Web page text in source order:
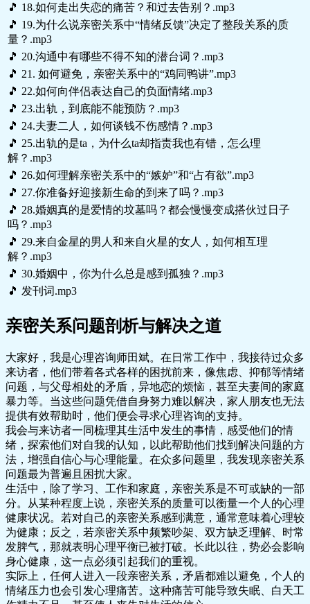
🎵 18.如何走出失恋的痛苦？和过去告别？.mp3
🎵 19.为什么说亲密关系中“情绪反馈”决定了整段关系的质
量？.mp3
🎵 20.沟通中有哪些不得不知的潜台词？.mp3
🎵 21. 如何避免，亲密关系中的“鸡同鸭讲”.mp3
🎵 22.如何向伴侣表达自己的负面情绪.mp3
🎵 23.出轨，到底能不能预防？.mp3
🎵 24.夫妻二人，如何谈钱不伤感情？.mp3
🎵 25.出轨的是ta，为什么ta却指责我也有错，怎么理
解？.mp3
🎵 26.如何理解亲密关系中的“嫉妒”和“占有欲”.mp3
🎵 27.你准备好迎接新生命的到来了吗？.mp3
🎵 28.婚姻真的是爱情的坟墓吗？都会慢慢变成搭伙过日子
吗？.mp3
🎵 29.来自金星的男人和来自火星的女人，如何相互理
解？.mp3
🎵 30.婚姻中，你为什么总是感到孤独？.mp3
🎵 发刊词.mp3
亲密关系问题剖析与解决之道
大家好，我是心理咨询师田斌。在日常工作中，我接待过众多
来访者，他们带着各式各样的困扰前来，像焦虑、抑郁等情绪
问题，与父母相处的矛盾，异地恋的烦恼，甚至夫妻间的家庭
暴力等。当这些问题凭借自身努力难以解决，家人朋友也无法
提供有效帮助时，他们便会寻求心理咨询的支持。
我会与来访者一同梳理其生活中发生的事情，感受他们的情
绪，探索他们对自我的认知，以此帮助他们找到解决问题的方
法，增强自信心与心理能量。在众多问题里，我发现亲密关系
问题最为普遍且困扰大家。
生活中，除了学习、工作和家庭，亲密关系是不可或缺的一部
分。从某种程度上说，亲密关系的质量可以衡量一个人的心理
健康状况。若对自己的亲密关系感到满意，通常意味着心理较
为健康；反之，若亲密关系中频繁吵架、双方缺乏理解、时常
发脾气，那就表明心理平衡已被打破。长此以往，势必会影响
身心健康，这一点必须引起我们的重视。
实际上，任何人进入一段亲密关系，矛盾都难以避免，个人的
情绪压力也会引发心理痛苦。这种痛苦可能导致失眠、白天工